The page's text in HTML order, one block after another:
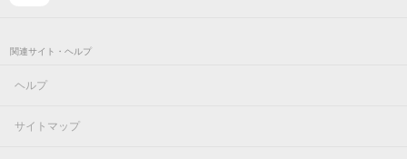
関連サイト・ヘルプ
ヘルプ
サイトマップ